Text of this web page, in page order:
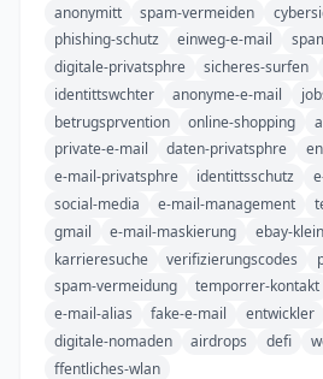
anonymitt
spam-vermeiden
phishing-schutz
einweg-e-mail
digitale-privatsphre
sicheres-surfen
identittswchter
anonyme-e-mail
betrugsprvention
online-shopping
private-e-mail
daten-privatsphre
e-mail-privatsphre
identittsschutz
social-media
e-mail-management
gmail
e-mail-maskierung
ebay-
karrieresuche
verifizierungscodes
spam-vermeidung
temporrer-kontakt
e-mail-alias
fake-e-mail entwickler
digitale-nomaden
airdrops defi
ffentliches-wlan